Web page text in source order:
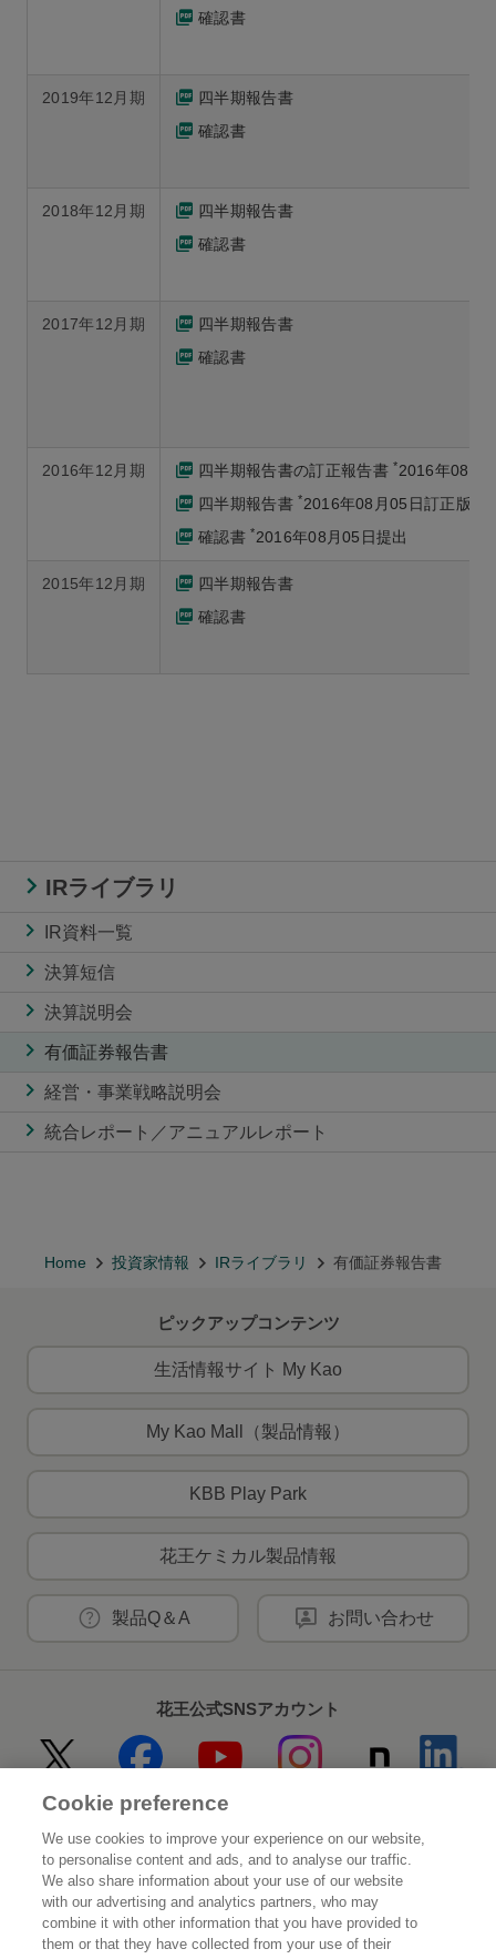
確認書
2019年12月期
四半期報告書
確認書
2018年12月期
四半期報告書
確認書
2017年12月期
四半期報告書
確認書
2016年12月期 四半期報告書の訂正報告書 *2016年08月
四半期報告書 *2016年08月05日訂正版
確認書 *2016年08月05日提出
2015年12月期
四半期報告書
確認書
IRライブラリ
IR資料一覧
決算短信
決算説明会
有価証券報告書
経営・事業戦略説明会
統合レポート／アニュアルレポート
Home 投資家情報 IRライブラリ 有価証券報告書
ピックアップコンテンツ
生活情報サイト My Kao
My Kao Mall（製品情報）
KBB Play Park
花王ケミカル製品情報
製品Q＆A お問い合わせ
花王公式SNSアカウント
Home 花王について
サステナビリティ イノベーション
ブランド 投資家情報
Cookie preference
We use cookies to improve your experience on our website,
to personalise content and ads, and to analyse our traffic.
We also share information about your use of our website
with our advertising and analytics partners, who may
combine it with other information that you have provided to
them or that they have collected from your use of their